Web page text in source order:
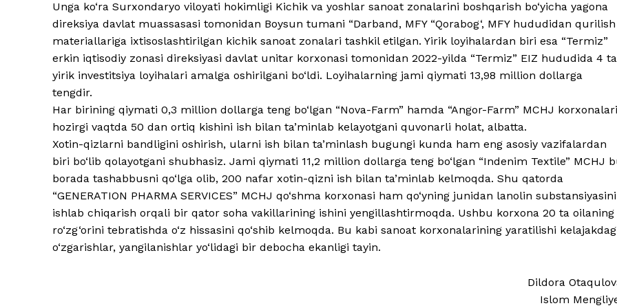
Unga ko‘ra Surxondaryo viloyati hokimligi Kichik va yoshlar sanoat zonalarini boshqarish bo‘yicha yagona
direksiya davlat muassasasi tomonidan Boysun tumani “Darband, MFY “Qorabog‘, MFY hududidan qurilish
materiallariga ixtisoslashtirilgan kichik sanoat zonalari tashkil etilgan. Yirik loyihalardan biri esa “Termiz”
erkin iqtisodiy zonasi direksiyasi davlat unitar korxonasi tomonidan 2022-yilda “Termiz” EIZ hududida 4 ta
yirik investitsiya loyihalari amalga oshirilgani bo‘ldi. Loyihalarning jami qiymati 13,98 million dollarga
tengdir.
Har birining qiymati 0,3 million dollarga teng bo‘lgan “Nova-Farm” hamda “Angor-Farm” MCHJ korxonalari
hozirgi vaqtda 50 dan ortiq kishini ish bilan ta’minlab kelayotgani quvonarli holat, albatta.
Xotin-qizlarni bandligini oshirish, ularni ish bilan ta’minlash bugungi kunda ham eng asosiy vazifalardan
biri bo‘lib qolayotgani shubhasiz. Jami qiymati 11,2 million dollarga teng bo‘lgan “Indenim Textile” MCHJ
borada tashabbusni qo‘lga olib, 200 nafar xotin-qizni ish bilan ta’minlab kelmoqda. Shu qatorda
“GENERATION PHARMA SERVICES” MCHJ qo‘shma korxonasi ham qo‘yning junidan lanolin substansiyasini
ishlab chiqarish orqali bir qator soha vakillarining ishini yengillashtirmoqda. Ushbu korxona 20 ta oilaning
ro‘zg‘orini tebratishda o‘z hissasini qo‘shib kelmoqda. Bu kabi sanoat korxonalarining yaratilishi
o‘zgarishlar, yangilanishlar yo‘lidagi bir debocha ekanligi tayin.
Dildora
Islom